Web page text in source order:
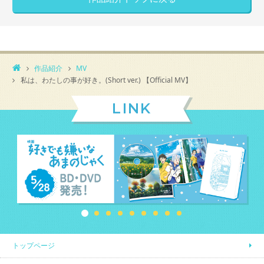
作品紹介
MV
私は、わたしの事が好き。(Short ver.) 【Official MV】
LINK
トップページ